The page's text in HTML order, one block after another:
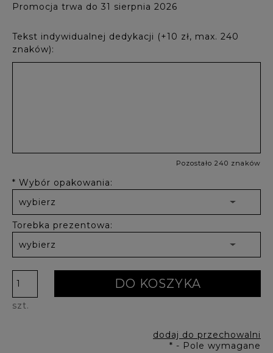
Promocja trwa do 31 sierpnia 2026
Tekst indywidualnej dedykacji (+10 zł, max. 240
znaków):
Pozostało 240 znaków
* Wybór opakowania:
Torebka prezentowa:
szt.
DO KOSZYKA
dodaj do przechowalni
* - Pole wymagane